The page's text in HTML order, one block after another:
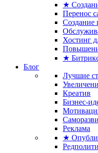
★
Перенос
Создание
Хостинг
★
Блог
Лучшие
Креатив
Бизнес-
Реклама
★